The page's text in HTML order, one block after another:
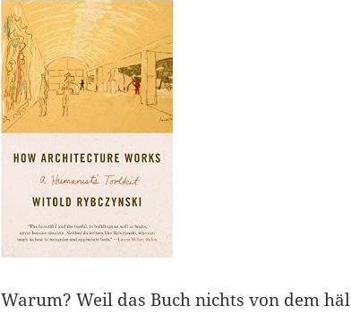
Warum? Weil das Buch nichts von dem